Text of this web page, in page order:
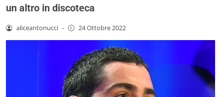
un altro in discoteca
aliceantonucci - 24 Ottobre 2022